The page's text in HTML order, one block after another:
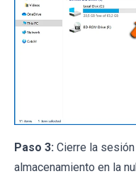
Paso 3: Cierre la
almacenamiento en la